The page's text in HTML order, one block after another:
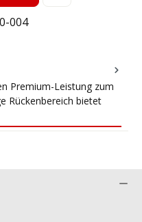
004
Premium-Leistung zum
Rückenbereich bietet